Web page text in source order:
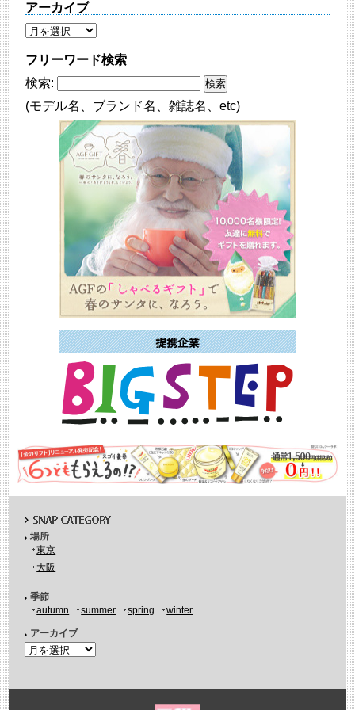
アーカイブ
フリーワード検索
検索:
(モデル名、ブランド名、雑誌名、etc)
場所
東京
大阪
季節
autumn
summer spring winter
アーカイブ